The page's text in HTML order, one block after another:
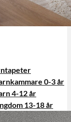
0-3 år
4-12 år
13-18 år